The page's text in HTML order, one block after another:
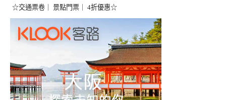
☆交通票卷｜ 景點門票｜ 4折優惠☆